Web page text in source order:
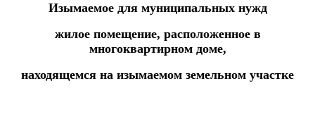
Изымаемое для муниципальных нужд
жилое помещение, расположенное в
многоквартирном доме,
находящемся на изымаемом земельном участке